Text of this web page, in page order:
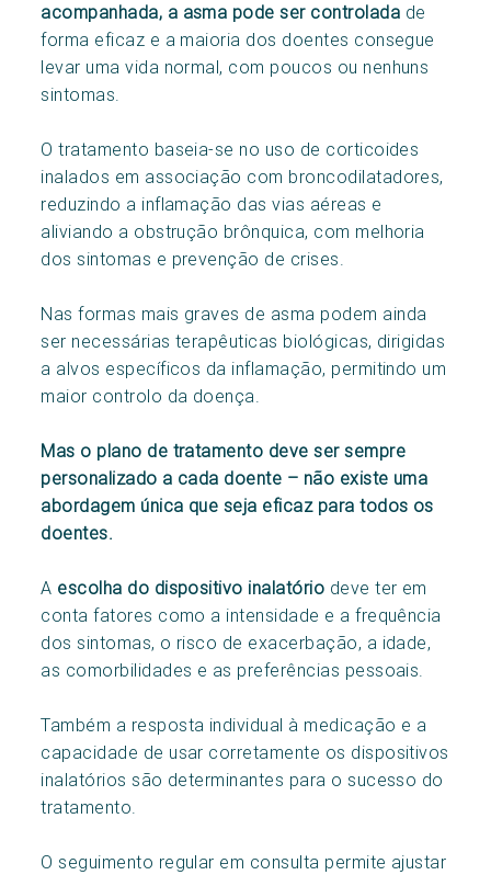
acompanhada, a asma pode ser controlada de
forma eficaz e a maioria dos doentes consegue
levar uma vida normal, com poucos ou nenhuns
sintomas.
O tratamento baseia-se no uso de corticoides
inalados em associação com broncodilatadores,
reduzindo a inflamação das vias aéreas e
aliviando a obstrução brônquica, com melhoria
dos sintomas e prevenção de crises.
Nas formas mais graves de asma podem ainda
ser necessárias terapêuticas biológicas, dirigidas
a alvos específicos da inflamação, permitindo um
maior controlo da doença.
Mas o plano de tratamento deve ser sempre
personalizado a cada doente – não existe uma
abordagem única que seja eficaz para todos os
doentes.
A escolha do dispositivo inalatório deve ter em
conta fatores como a intensidade e a frequência
dos sintomas, o risco de exacerbação, a idade,
as comorbilidades e as preferências pessoais.
Também a resposta individual à medicação e a
capacidade de usar corretamente os dispositivos
inalatórios são determinantes para o sucesso do
tratamento.
O seguimento regular em consulta permite ajustar